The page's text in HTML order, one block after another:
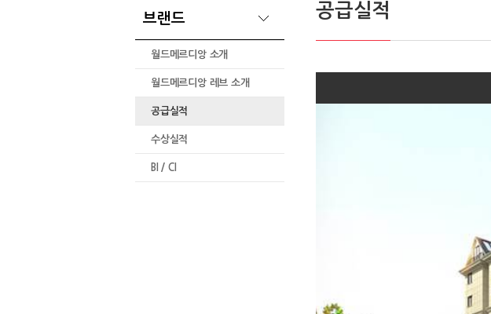
브랜드
월드메르디앙 소개
월드메르디앙 레브 소개
공급실적
수상실적
BI / CI
공급실적